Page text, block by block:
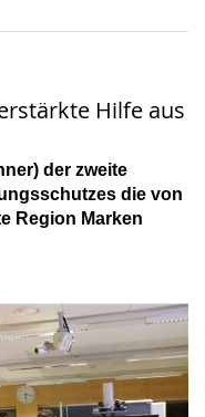
Hilfe aus
der zweite
die von
Region Marken